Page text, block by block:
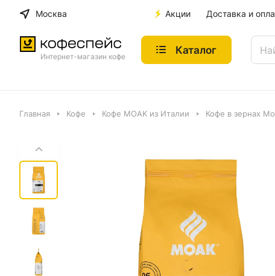
Москва Акции Доставка и
Интернет-магазин кофе
Каталог
Главная Кофе Кофе MOAK из Италии Кофе в зернах